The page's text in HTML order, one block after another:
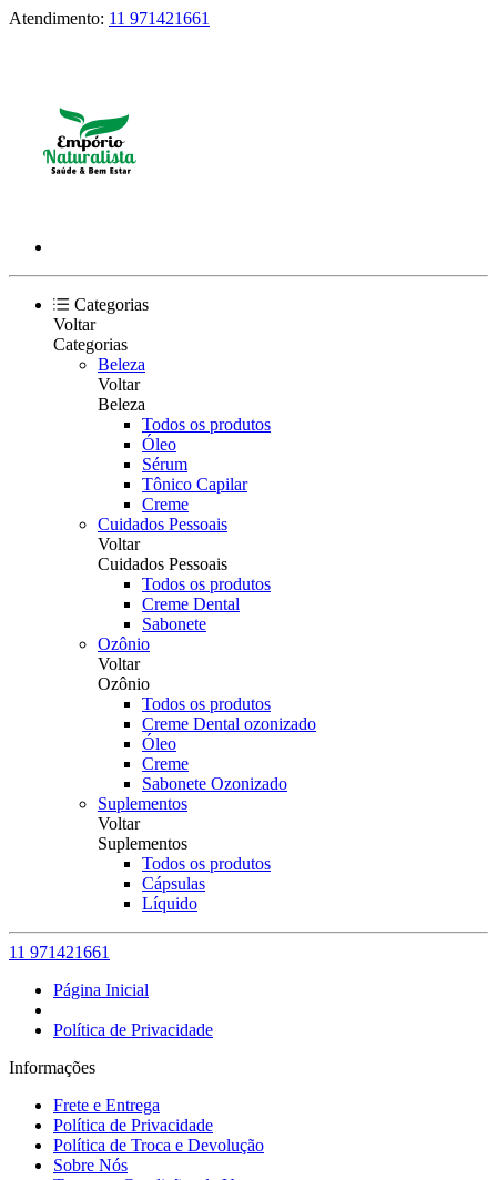
Atendimento: 11 971421661
Categorias
Voltar
Categorias
Beleza
Voltar
Beleza
Todos os produtos
Óleo
Sérum
Tônico Capilar
Creme
Cuidados Pessoais
Voltar
Cuidados Pessoais
Todos os produtos
Creme Dental
Sabonete
Ozônio
Voltar
Ozônio
Todos os produtos
Creme Dental ozonizado
Óleo
Creme
Sabonete Ozonizado
Suplementos
Voltar
Suplementos
Todos os produtos
Cápsulas
Líquido
11 971421661
Página Inicial
Política de Privacidade
Informações
Frete e Entrega
Política de Privacidade
Política de Troca e Devolução
Sobre Nós